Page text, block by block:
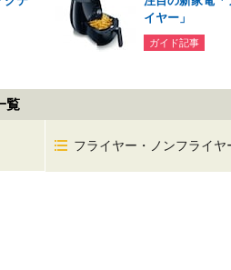
イヤー」
ガイド記事
覧
フライヤー・ノンフライ